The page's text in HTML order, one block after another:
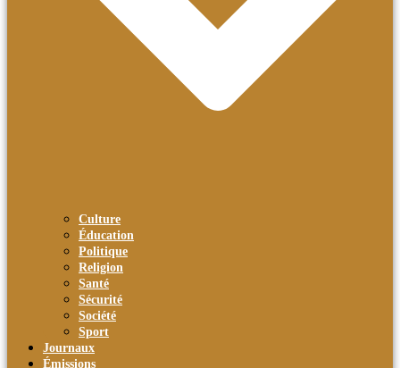
Culture
Éducation
Politique
Religion
Santé
Sécurité
Société
Sport
Journaux
Émissions